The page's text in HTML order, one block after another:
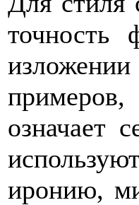
точность
означает
иронию,